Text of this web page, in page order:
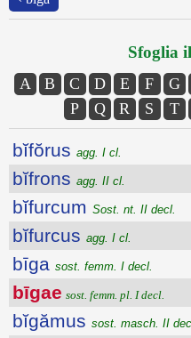
Sfoglia
A B C D E F G
P
Q R S T
bĭfŏrus agg. I cl.
bĭfrons agg. II cl.
bĭfurcum Sost. nt. II decl.
bĭfurcus agg. I cl.
bīga sost. femm. I decl.
bīgae sost. femm. pl. I decl.
bĭgămus sost. masch. II